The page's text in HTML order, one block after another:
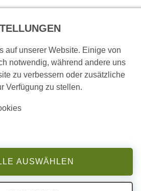
auf unserer Website. Einige von
notwendig, während andere uns
zu verbessern oder zusätzliche
Verfügung zu stellen.
AUSWÄHLEN